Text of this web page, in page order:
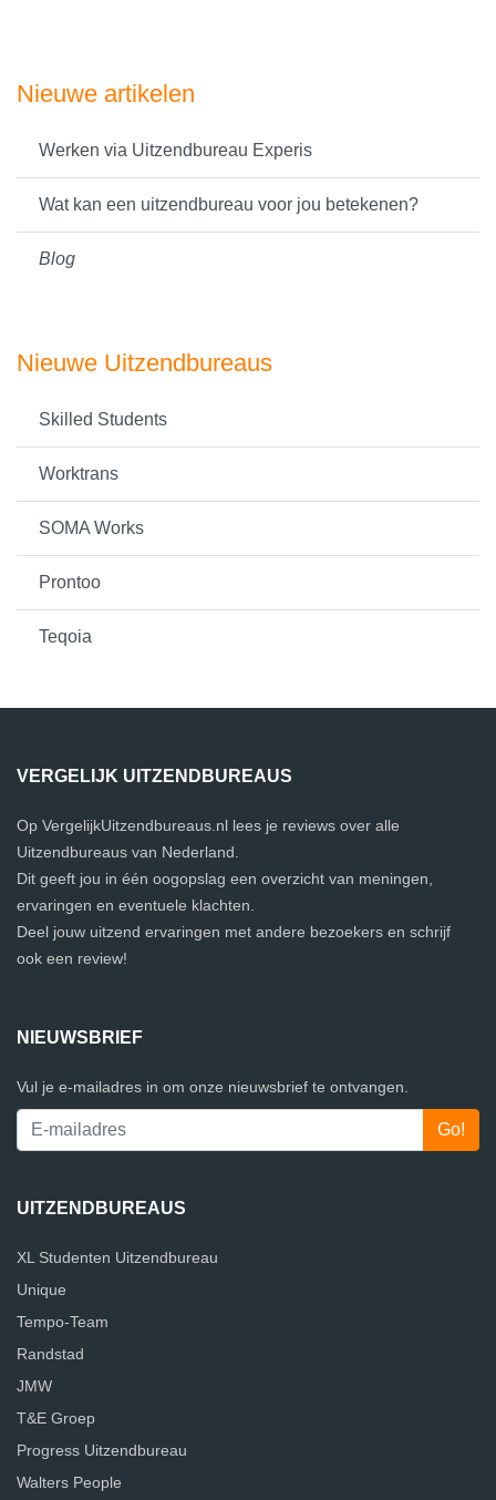
Nieuwe artikelen
Werken via Uitzendbureau Experis
Wat kan een uitzendbureau voor jou betekenen?
Blog
Nieuwe Uitzendbureaus
Skilled Students
Worktrans
SOMA Works
Prontoo
Teqoia
VERGELIJK UITZENDBUREAUS
Op VergelijkUitzendbureaus.nl lees je reviews over alle
Uitzendbureaus van Nederland.
Dit geeft jou in één oogopslag een overzicht van meningen,
ervaringen en eventuele klachten.
Deel jouw uitzend ervaringen met andere bezoekers en schrijf
ook een review!
NIEUWSBRIEF
Vul je e-mailadres in om onze nieuwsbrief te ontvangen.
UITZENDBUREAUS
XL Studenten Uitzendbureau
Unique
Tempo-Team
Randstad
JMW
T&E Groep
Progress Uitzendbureau
Walters People